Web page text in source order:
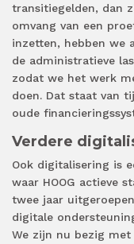
transitiegelden, dan
omvang van een
inzetten, hebben we
de administratieve
zodat we het werk
doen. Dat staat van
oude
Verdere
Ook digitalisering is
waar HOOG actieve
twee jaar
digitale
We zijn nu bezig